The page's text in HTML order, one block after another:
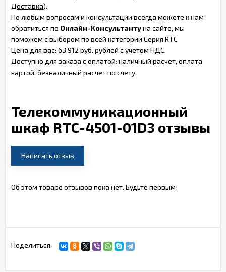
Доставка).
По любым вопросам и консультации всегда можете к нам
обратиться по Онлайн-Консультантуна сайте, мы
поможем с выбором по всей категории Серия RTC
Цена для вас: 63 912 руб. рублей с учетом НДС.
Доступно для заказа с оплатой: наличный расчет, оплата
картой, безналичный расчет по счету.
Телекоммуникационный
шкаф RTC-4501-01D3 отзывы
Написать отзыв
Об этом товаре отзывов пока нет. Будьте первым!
Поделиться: